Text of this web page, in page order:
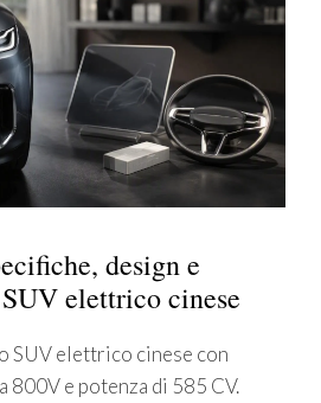
design e
elettrico cinese
SUV elettrico cinese con
800V e potenza di 585 CV.